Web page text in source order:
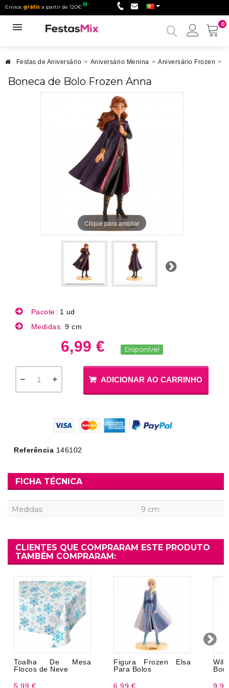
Envios grátis a partir de 120€
0
Minha
Festas de Aniversário > Aniversário Menina > Aniversário Frozen >
Boneca de Bolo Frozen Anna
Clique para ampliar
Próximo
Pacote: 1 ud
Medidas: 9 cm
6,99 € Disponível
ADICIONAR AO CARRINHO
Referência 146102
FICHA TÉCNICA
Medidas: 9 cm
CLIENTES QUE COMPRARAM ESTE PRODUTO
TAMBÉM COMPRARAM:
Toalha De Mesa
Flocos de Neve
5,99 €
Figura Frozen Elsa
Para Bolos
6,99 €